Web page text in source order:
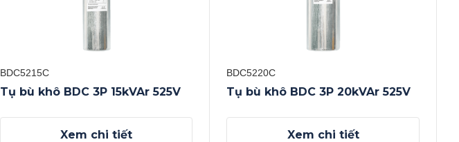
BDC5215C
Tụ bù khô BDC 3P 15kVAr 525V
Xem chi tiết
BDC5220C
Tụ bù khô BDC 3P 20kVAr 525V
Xem chi tiết